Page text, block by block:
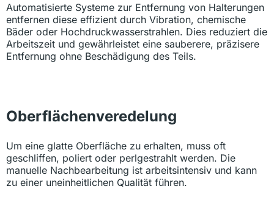
Automatisierte Systeme zur Entfernung von Halterungen
entfernen diese effizient durch Vibration, chemische
Bäder oder Hochdruckwasserstrahlen. Dies reduziert die
Arbeitszeit und gewährleistet eine sauberere, präzisere
Entfernung ohne Beschädigung des Teils.
Oberflächenveredelung
Um eine glatte Oberfläche zu erhalten, muss oft
geschliffen, poliert oder perlgestrahlt werden. Die
manuelle Nachbearbeitung ist arbeitsintensiv und kann
zu einer uneinheitlichen Qualität führen.